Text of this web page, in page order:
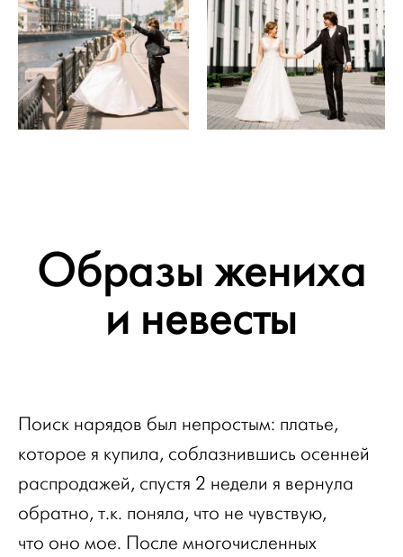
Образы жениха
и невесты
Поиск нарядов был непростым: платье,
которое я купила, соблазнившись осенней
распродажей, спустя 2 недели я вернула
обратно, т.к. поняла, что не чувствую,
что оно мое. После многочисленных